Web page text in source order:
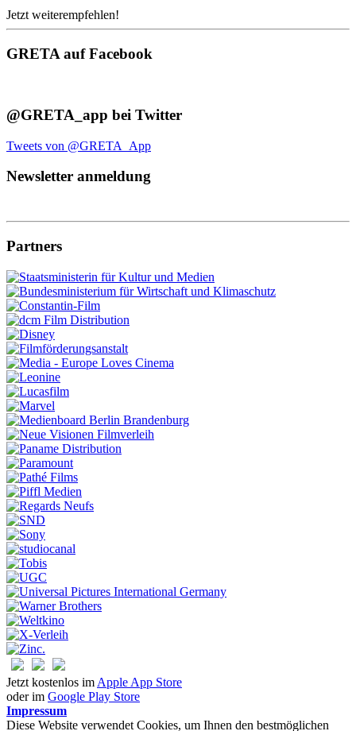
Jetzt weiterempfehlen!
GRETA auf Facebook
@GRETA_app bei Twitter
Tweets von @GRETA_App
Newsletter anmeldung
Partners
Jetzt kostenlos im Apple App Store
oder im Google Play Store
Impressum
Diese Website verwendet Cookies, um Ihnen den bestmöglichen